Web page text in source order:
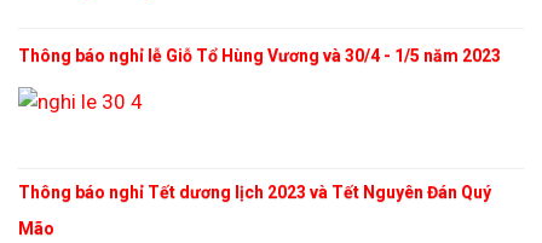
Thông báo nghỉ lễ Giỗ Tổ Hùng Vương và 30/4 - 1/5 năm 2023
Thông báo nghỉ Tết dương lịch 2023 và Tết Nguyên Đán Quý
Mão